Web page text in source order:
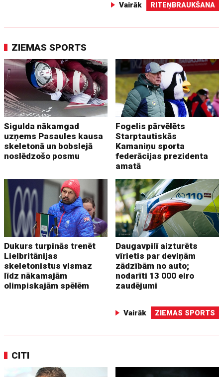
Vairāk RITEŅBRAUKŠANA
ZIEMAS SPORTS
Sigulda nākamgad
uzņems Pasaules kausa
skeletonā un bobslejā
noslēdzošo posmu
Fogelis pārvēlēts
Starptautiskās
Kamaniņu sporta
federācijas prezidenta
amatā
Dukurs turpinās trenēt
Lielbritānijas
skeletonistus vismaz
līdz nākamajām
olimpiskajām spēlēm
Daugavpilī aizturēts
vīrietis par deviņām
zādzībām no auto;
nodarīti 13 000 eiro
zaudējumi
Vairāk ZIEMAS SPORTS
CITI